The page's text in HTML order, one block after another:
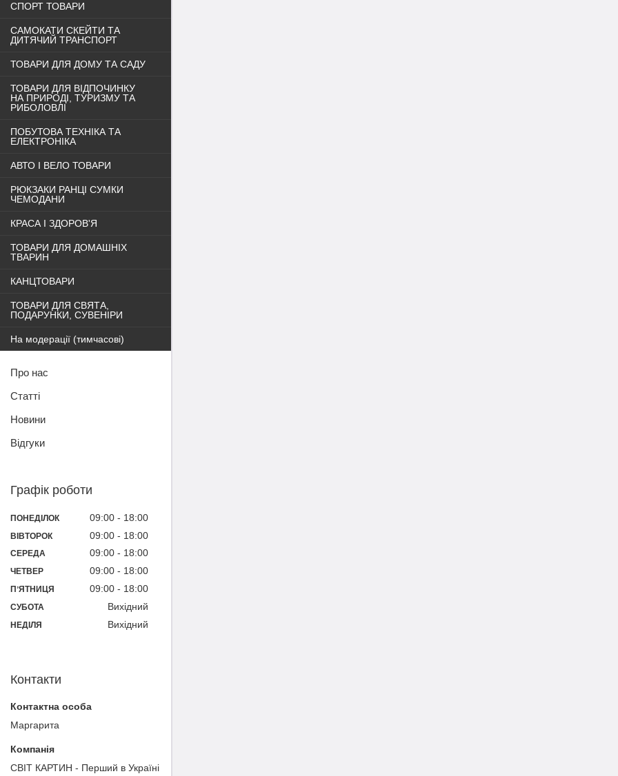
СПОРТ ТОВАРИ
САМОКАТИ СКЕЙТИ ТА
ДИТЯЧИЙ ТРАНСПОРТ
ТОВАРИ ДЛЯ ДОМУ ТА САДУ
ТОВАРИ ДЛЯ ВІДПОЧИНКУ
НА ПРИРОДІ, ТУРИЗМУ ТА
РИБОЛОВЛІ
ПОБУТОВА ТЕХНІКА ТА
ЕЛЕКТРОНІКА
АВТО І ВЕЛО ТОВАРИ
РЮКЗАКИ РАНЦІ СУМКИ
ЧЕМОДАНИ
КРАСА І ЗДОРОВ'Я
ТОВАРИ ДЛЯ ДОМАШНІХ
ТВАРИН
КАНЦТОВАРИ
ТОВАРИ ДЛЯ СВЯТА,
ПОДАРУНКИ, СУВЕНІРИ
На модерації (тимчасові)
Про нас
Статті
Новини
Відгуки
Графік роботи
ПОНЕДІЛОК 09:00 18:00
ВІВТОРОК 09:00 18:00
СЕРЕДА 09:00 18:00
ЧЕТВЕР 09:00 18:00
ПʼЯТНИЦЯ 09:00 18:00
СУБОТА Вихідний
НЕДІЛЯ Вихідний
Контакти
Маргарита
СВІТ КАРТИН - Перший в Україні